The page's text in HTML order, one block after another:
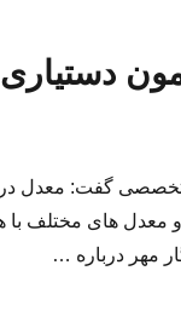
گفت: معدل در
مثبت دارد و معدل های
مهر درباره …